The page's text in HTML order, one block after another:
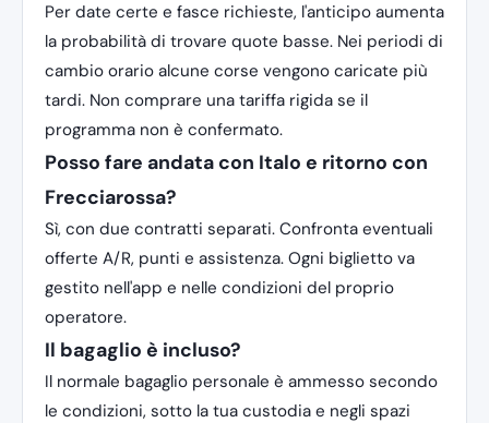
Per date certe e fasce richieste, l'anticipo aumenta
la probabilità di trovare quote basse. Nei periodi di
cambio orario alcune corse vengono caricate più
tardi. Non comprare una tariffa rigida se il
programma non è confermato.
Posso fare andata con Italo e ritorno con
Frecciarossa?
Sì, con due contratti separati. Confronta eventuali
offerte A/R, punti e assistenza. Ogni biglietto va
gestito nell'app e nelle condizioni del proprio
operatore.
Il bagaglio è incluso?
Il normale bagaglio personale è ammesso secondo
le condizioni, sotto la tua custodia e negli spazi